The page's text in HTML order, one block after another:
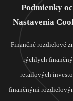
Podmienky
Nastavenia
Finančné rozdielové
rýchlych
retailových
finančnými